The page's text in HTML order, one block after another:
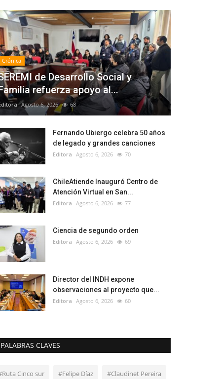
Crónica
de Desarrollo Social y
refuerza apoyo al...
Agosto 6, 2026 68
Fernando Ubiergo celebra 50 años
de legado y grandes canciones
Editora Agosto 6, 2026 70
ChileAtiende Inauguró Centro de
Atención Virtual en San...
Editora Agosto 6, 2026 77
Ciencia de segundo orden
Editora Agosto 6, 2026 69
Director del INDH expone
observaciones al proyecto que...
Editora Agosto 6, 2026 60
PALABRAS CLAVES
Cinco sur #Felipe Díaz #Claudinet Pereira